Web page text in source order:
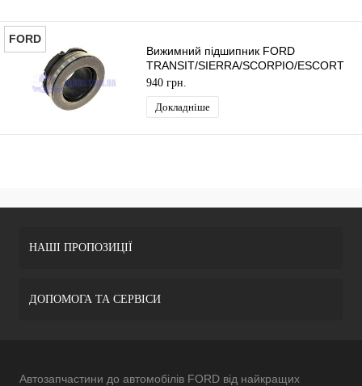
FORD
Вижимний підшипник FORD
TRANSIT/SIERRA/SCORPIO/ESCORT
1988-2000 ORIGINAL
940 грн.
Докладніше
НАШІ ПРОПОЗИЦІЇ
ДОПОМОГА ТА СЕРВІСИ
Автозапчастини до автомобілів FORD від найкращих